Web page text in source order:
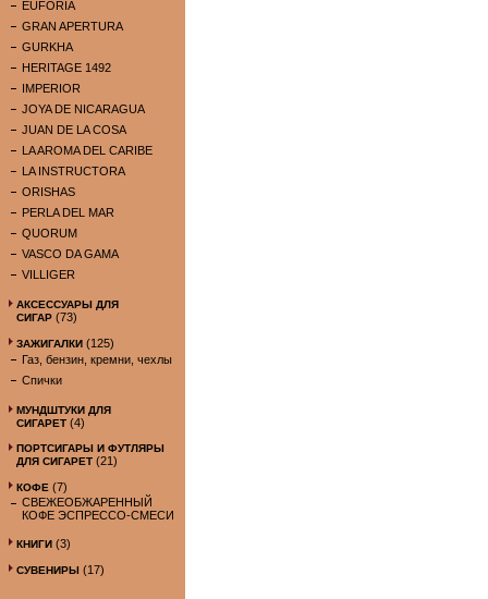
EUFORIA
GRAN APERTURA
GURKHA
HERITAGE 1492
IMPERIOR
JOYA DE NICARAGUA
JUAN DE LA COSA
LA AROMA DEL CARIBE
LA INSTRUCTORA
ORISHAS
PERLA DEL MAR
QUORUM
VASCO DA GAMA
VILLIGER
АКСЕССУАРЫ ДЛЯ
СИГАР (73)
ЗАЖИГАЛКИ (125)
Газ, бензин, кремни, чехлы
Спички
МУНДШТУКИ ДЛЯ
СИГАРЕТ (4)
ПОРТСИГАРЫ И ФУТЛЯРЫ
ДЛЯ СИГАРЕТ (21)
КОФЕ (7)
СВЕЖЕОБЖАРЕННЫЙ
КОФЕ ЭСПРЕССО-СМЕСИ
КНИГИ (3)
СУВЕНИРЫ (17)